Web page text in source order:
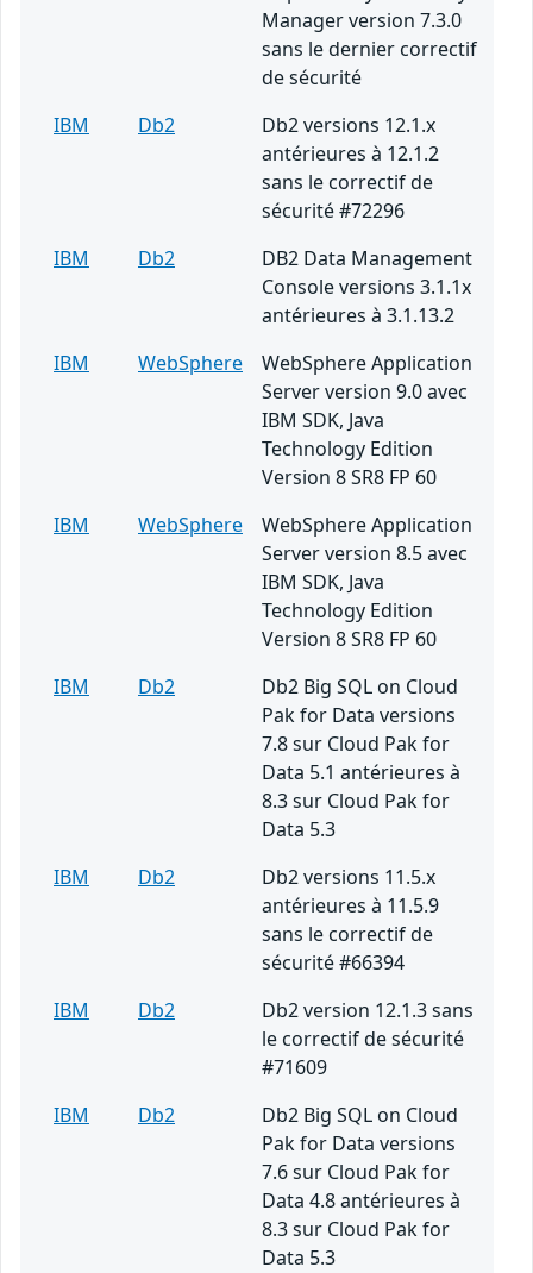
Manager version 7.3.0
sans le dernier correctif
de sécurité
IBM
Db2
Db2 versions 12.1.x
antérieures à 12.1.2
sans le correctif de
sécurité #72296
IBM
Db2
DB2 Data Management
Console versions 3.1.1x
antérieures à 3.1.13.2
IBM
WebSphere
WebSphere Application
Server version 9.0 avec
IBM SDK, Java
Technology Edition
Version 8 SR8 FP 60
IBM
WebSphere
WebSphere Application
Server version 8.5 avec
IBM SDK, Java
Technology Edition
Version 8 SR8 FP 60
IBM
Db2
Db2 Big SQL on Cloud
Pak for Data versions
7.8 sur Cloud Pak for
Data 5.1 antérieures à
8.3 sur Cloud Pak for
Data 5.3
IBM
Db2
Db2 versions 11.5.x
antérieures à 11.5.9
sans le correctif de
sécurité #66394
IBM
Db2
Db2 version 12.1.3 sans
le correctif de sécurité
#71609
IBM
Db2
Db2 Big SQL on Cloud
Pak for Data versions
7.6 sur Cloud Pak for
Data 4.8 antérieures à
8.3 sur Cloud Pak for
Data 5.3